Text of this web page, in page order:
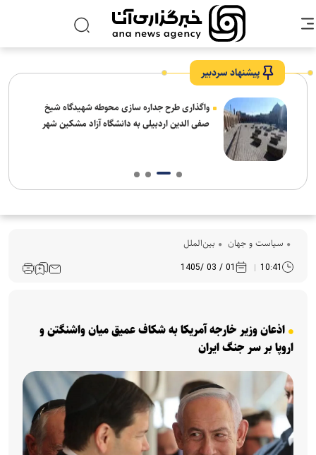
پیشنهاد سردبیر
واگذاری طرح جداره سازی محوطه شهیدگاه شیخ
صفی الدین اردبیلی به دانشگاه آزاد مشکین شهر
سیاست و جهان بین‌الملل
10:41
01 / 03 /1405
اذعان وزیر خارجه آمریکا به شکاف عمیق میان واشنگتن و
اروپا بر سر جنگ ایران